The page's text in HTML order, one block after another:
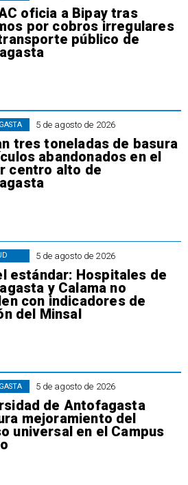
oficia a Bipay tras
por cobros irregulares
público de
5 de agosto de 2026
tres toneladas de basura
abandonados en el
centro alto de
5 de agosto de 2026
estándar: Hospitales de
y Calama no
con indicadores de
del Minsal
5 de agosto de 2026
de Antofagasta
mejoramiento del
universal en el Campus